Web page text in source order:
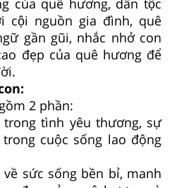
của quê hương, dân tộc
cội nguồn gia đình, quê
gần gũi, nhắc nhở con
đẹp của quê hương để
2 phần:
tình yêu thương, sự
cuộc sống lao động
sức sống bền bỉ, manh